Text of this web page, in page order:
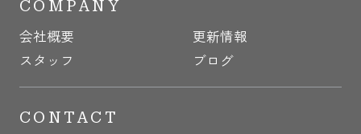
COMPANY
会社概要
更新情報
スタッフ
ブログ
CONTACT